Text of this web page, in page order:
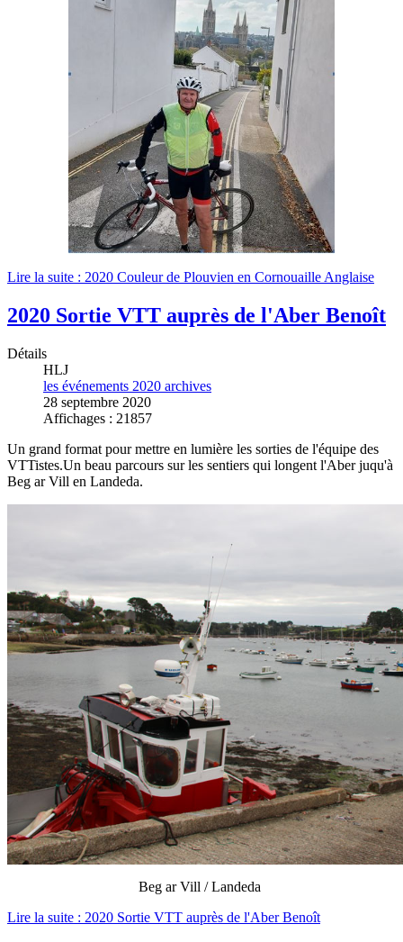
Lire la suite : 2020 Couleur de Plouvien en Cornouaille Anglaise
2020 Sortie VTT auprès de l'Aber Benoît
Détails
HLJ
les événements 2020 archives
28 septembre 2020
Affichages : 21857
Un grand format pour mettre en lumière les sorties de l'équipe des
VTTistes.Un beau parcours sur les sentiers qui longent l'Aber juqu'à
Beg ar Vill en Landeda.
Beg ar Vill / Landeda
Lire la suite : 2020 Sortie VTT auprès de l'Aber Benoît